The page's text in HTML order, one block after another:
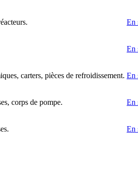
En
En
carters, pièces de refroidissement. En
corps de pompe. En
En